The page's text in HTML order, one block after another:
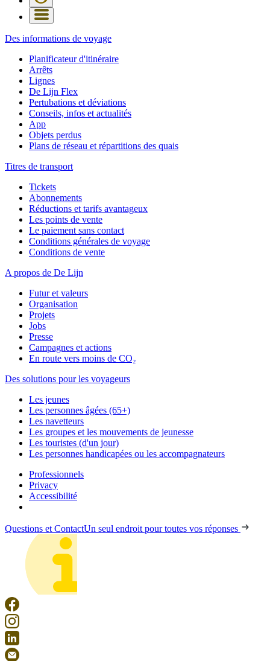
Des informations de voyage
Planificateur d'itinéraire
Arrêts
Lignes
De Lijn Flex
Pertubations et déviations
Conseils, infos et actualités
App
Objets perdus
Plans de réseau et répartitions des quais
Titres de transport
Tickets
Abonnements
Réductions et tarifs avantageux
Les points de vente
Le paiement sans contact
Conditions générales de voyage
Conditions de vente
A propos de De Lijn
Futur et valeurs
Organisation
Projets
Jobs
Presse
Campagnes et actions
En route vers moins de CO₂
Des solutions pour les voyageurs
Les jeunes
Les personnes âgées (65+)
Les navetteurs
Les groupes et les mouvements de jeunesse
Les touristes (d'un jour)
Les personnes handicapées ou les accompagnateurs
Professionnels
Privacy
Accessibilité
Questions et ContactUn seul endroit pour toutes vos réponses